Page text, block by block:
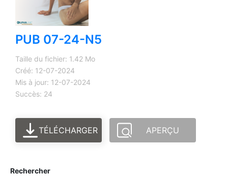
PUB 07-24-N5
Taille du fichier: 1.42 Mo
Créé: 12-07-2024
Mis à jour: 12-07-2024
Succès: 24
TÉLÉCHARGER APERÇU
Rechercher